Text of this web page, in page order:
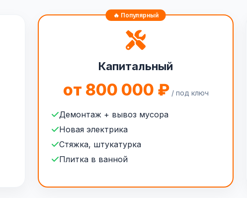
Капитальный
от 800 000 ₽ / под ключ
Демонтаж + вывоз мусора
Новая электрика
Стяжка, штукатурка
Плитка в ванной